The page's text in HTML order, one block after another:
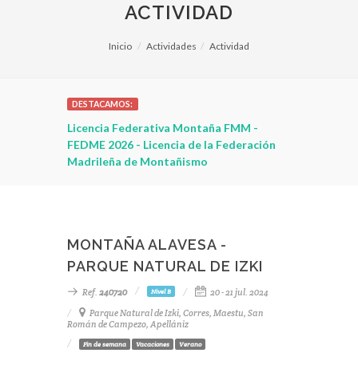
ACTIVIDAD
Inicio Actividades Actividad
DESTACAMOS:
Licencia Federativa Montaña FMM -
FEDME 2026 - Licencia de la Federación
Madrileña de Montañismo
MONTAÑA ALAVESA -
PARQUE NATURAL DE IZKI
Ref. 240720 Nivel B
20 - 21 jul. 2024
Parque Natural de Izki, Corres, Maestu, San
Román de Campezo, Apellániz
Fin de semana Vacaciones Verano